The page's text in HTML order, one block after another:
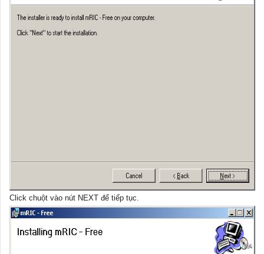
Click chuột vào nút NEXT để tiếp tục.